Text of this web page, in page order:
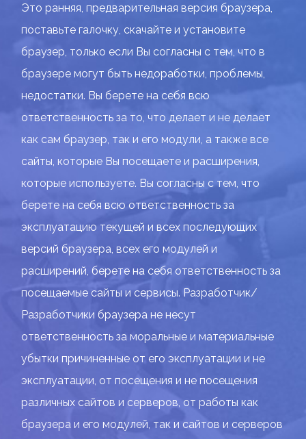
Это ранняя, предварительная версия браузера,
поставьте галочку, скачайте и установите
браузер, только если Вы согласны с тем, что в
браузере могут быть недоработки, проблемы,
недостатки. Вы берете на себя всю
ответственность за то, что делает и не делает
как сам браузер, так и его модули, а также все
сайты, которые Вы посещаете и расширения,
которые используете. Вы согласны с тем, что
берете на себя всю ответственность за
эксплуатацию текущей и всех последующих
версий браузера, всех его модулей и
расширений, берете на себя ответственность за
посещаемые сайты и сервисы. Разработчик/
Разработчики браузера не несут
ответственность за моральные и материальные
убытки причиненные от его эксплуатации и не
эксплуатации, от посещения и не посещения
различных сайтов и серверов, от работы как
браузера и его модулей, так и сайтов и серверов